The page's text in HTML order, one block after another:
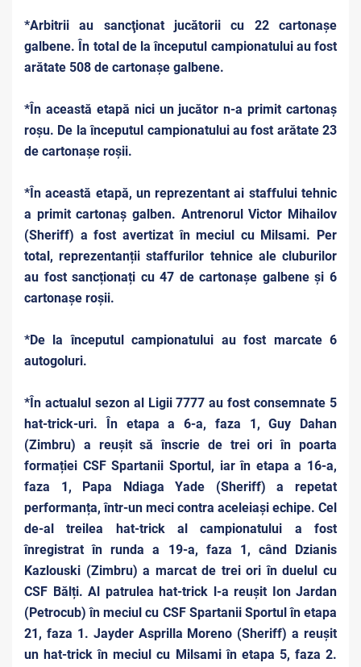
*Arbitrii au sancţionat jucătorii cu 22 cartonaşe
galbene. În total de la începutul campionatului au fost
arătate 508 de cartonașe galbene.
*În această etapă nici un jucător n-a primit cartonaș
roșu. De la începutul campionatului au fost arătate 23
de cartonașe roșii.
*În această etapă, un reprezentant ai staffului tehnic
a primit cartonaș galben. Antrenorul Victor Mihailov
(Sheriff) a fost avertizat în meciul cu Milsami. Per
total, reprezentanții staffurilor tehnice ale cluburilor
au fost sancționați cu 47 de cartonașe galbene și 6
cartonașe roșii.
*De la începutul campionatului au fost marcate 6
autogoluri.
*În actualul sezon al Ligii 7777 au fost consemnate 5
hat-trick-uri. În etapa a 6-a, faza 1, Guy Dahan
(Zimbru) a reușit să înscrie de trei ori în poarta
formației CSF Spartanii Sportul, iar în etapa a 16-a,
faza 1, Papa Ndiaga Yade (Sheriff) a repetat
performanța, într-un meci contra aceleiași echipe. Cel
de-al treilea hat-trick al campionatului a fost
înregistrat în runda a 19-a, faza 1, când Dzianis
Kazlouski (Zimbru) a marcat de trei ori în duelul cu
CSF Bălți. Al patrulea hat-trick l-a reușit Ion Jardan
(Petrocub) în meciul cu CSF Spartanii Sportul în etapa
21, faza 1. Jayder Asprilla Moreno (Sheriff) a reușit
un hat-trick în meciul cu Milsami în etapa 5, faza 2.